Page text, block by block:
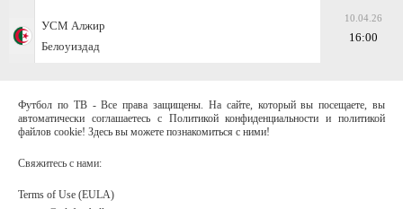
УСМ Алжир
Белоуиздад
10.04.26
16:00
Футбол по ТВ - Все права защищены. На сайте, который вы посещаете, вы
автоматически соглашаетесь с Политикой конфиденциальности и политикой
файлов cookie! Здесь вы можете познакомиться с ними!
Свяжитесь с нами:
Terms of Use (EULA)